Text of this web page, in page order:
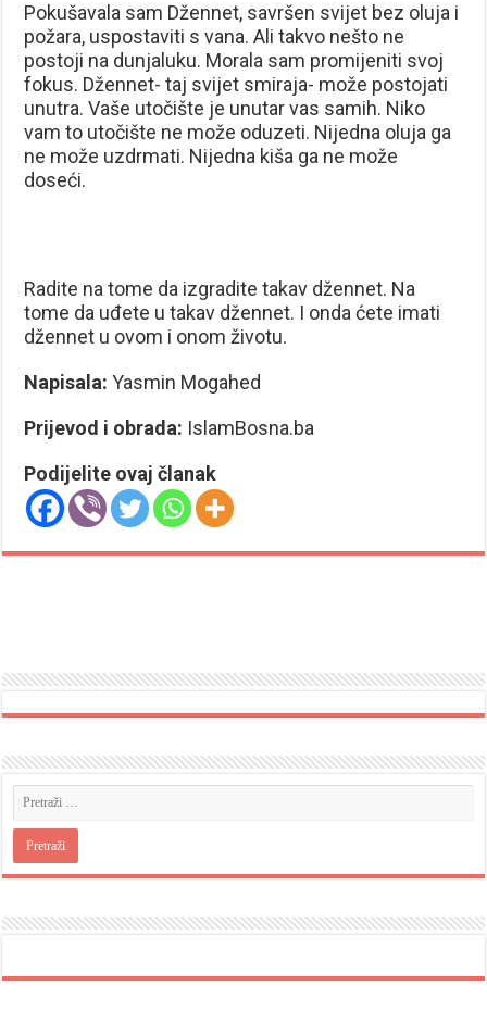
Pokušavala sam Džennet, savršen svijet bez oluja i
požara, uspostaviti s vana. Ali takvo nešto ne
postoji na dunjaluku. Morala sam promijeniti svoj
fokus. Džennet- taj svijet smiraja- može postojati
unutra. Vaše utočište je unutar vas samih. Niko
vam to utočište ne može oduzeti. Nijedna oluja ga
ne može uzdrmati. Nijedna kiša ga ne može
doseći.
Radite na tome da izgradite takav džennet. Na
tome da uđete u takav džennet. I onda ćete imati
džennet u ovom i onom životu.
Napisala: Yasmin Mogahed
Prijevod i obrada: IslamBosna.ba
Podijelite ovaj članak